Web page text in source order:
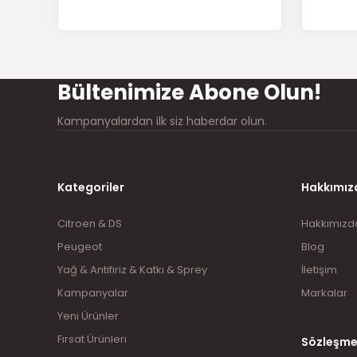
Ürün fiyatı diğer sitelerden daha pahalı.
Bültenimize Abone Olun!
Kampanyalardan ilk siz haberdar olun.
Kategoriler
Citroen & DS
Peugeot
Yağ & Antifiriz & Katkı & Sprey
Kampanyalar
Yeni Ürünler
Fırsat Ürünleri
Blog
İletişim
Markalar